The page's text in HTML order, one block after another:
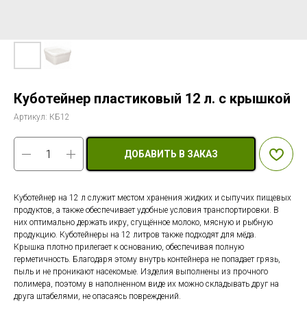
Куботейнер пластиковый 12 л. с крышкой
Артикул: КБ12
ДОБАВИТЬ В ЗАКАЗ
Куботейнер на 12 л служит местом хранения жидких и сыпучих пищевых
продуктов, а также обеспечивает удобные условия транспортировки. В
них оптимально держать икру, сгущённое молоко, мясную и рыбную
продукцию. Куботейнеры на 12 литров также подходят для мёда.
Крышка плотно прилегает к основанию, обеспечивая полную
герметичность. Благодаря этому внутрь контейнера не попадает грязь,
пыль и не проникают насекомые. Изделия выполнены из прочного
полимера, поэтому в наполненном виде их можно складывать друг на
друга штабелями, не опасаясь повреждений.